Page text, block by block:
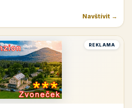
Navštívit →
REKLAMA